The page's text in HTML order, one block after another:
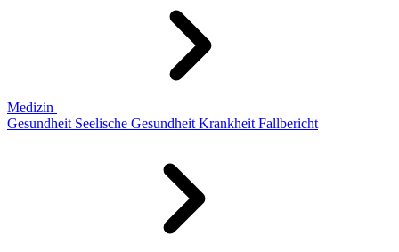
Medizin
Gesundheit Seelische Gesundheit Krankheit Fallbericht